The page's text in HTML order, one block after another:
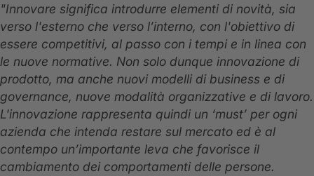
"Innovare significa introdurre elementi di novità, sia
verso l'esterno che verso l’interno, con l'obiettivo di
essere competitivi, al passo con i tempi e in linea con
le nuove normative. Non solo dunque innovazione di
prodotto, ma anche nuovi modelli di business e di
governance, nuove modalità organizzative e di lavoro.
L'innovazione rappresenta quindi un ‘must’ per ogni
azienda che intenda restare sul mercato ed è al
contempo un’importante leva che favorisce il
cambiamento dei comportamenti delle persone.